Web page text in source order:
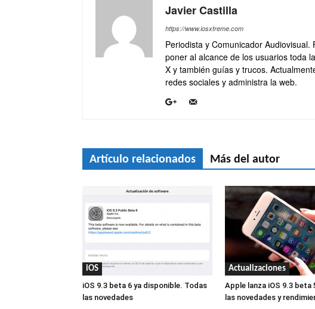
Javier Castilla
https://www.iosxtreme.com
Periodista y Comunicador
poner al alcance de los usuarios toda
X y también guías y trucos.
redes sociales y administra la web.
Artículo relacionados Más del autor
iOS
iOS 9.3 beta 6 ya disponible. Todas
las novedades
Actualizaciones
Apple lanza iOS 9.3 beta
las novedades y